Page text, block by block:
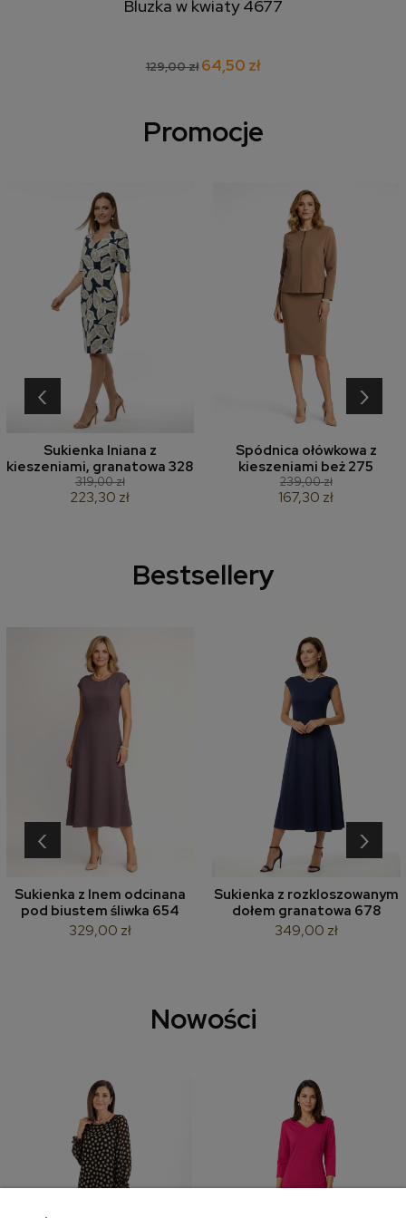
Bluzka w kwiaty 4677
129,00 zł 64,50 zł
Promocje
Sukienka lniana z
kieszeniami, granatowa 328
319,00 zł
223,30 zł
Spódnica ołówkowa z
kieszeniami beż 275
239,00 zł
167,30 zł
‹ ›
Bestsellery
Sukienka z lnem odcinana
pod biustem śliwka 654
329,00 zł
Sukienka z rozkloszowanym
dołem granatowa 678
349,00 zł
‹ ›
Nowości